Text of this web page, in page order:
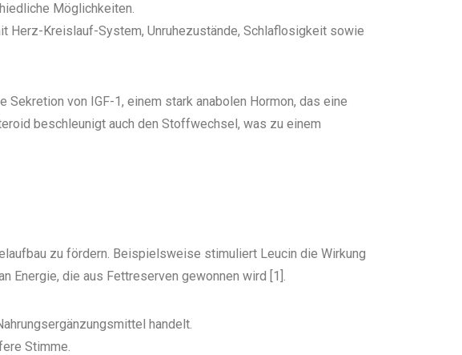
Möglichkeiten.
Herz-Kreislauf-System, Unruhezustände, Schlaflosigkeit sowie
von IGF-1, einem stark anabolen Hormon, das eine
beschleunigt auch den Stoffwechsel, was zu einem
zu fördern. Beispielsweise stimuliert Leucin die Wirkung
Energie, die aus Fettreserven gewonnen wird [1].
handelt.
Stimme.